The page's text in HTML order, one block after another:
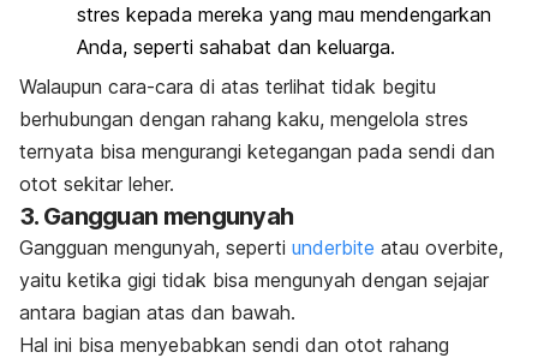
stres kepada mereka yang mau mendengarkan
Anda, seperti sahabat dan keluarga.
Walaupun cara-cara di atas terlihat tidak begitu
berhubungan dengan rahang kaku, mengelola stres
ternyata bisa mengurangi ketegangan pada sendi dan
otot sekitar leher.
3. Gangguan mengunyah
Gangguan mengunyah, seperti underbite atau overbite,
yaitu ketika gigi tidak bisa mengunyah dengan sejajar
antara bagian atas dan bawah.
Hal ini bisa menyebabkan sendi dan otot rahang